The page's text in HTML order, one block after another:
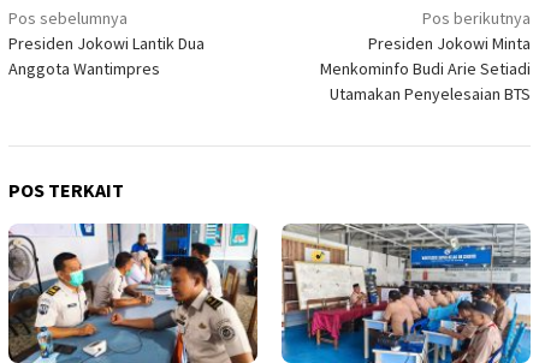
Navigasi
pos
Pos sebelumnya
Presiden Jokowi Lantik Dua
Anggota Wantimpres
Pos berikutnya
Presiden Jokowi Minta
Menkominfo Budi Arie Setiadi
Utamakan Penyelesaian BTS
POS TERKAIT